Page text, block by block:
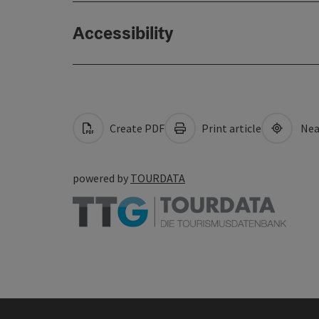
Accessibility
Create PDF Print article
powered by TOURDATA